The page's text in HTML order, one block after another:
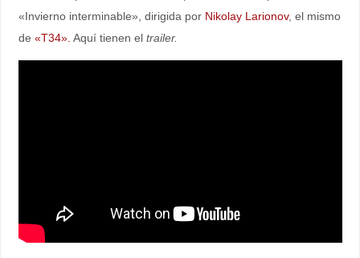
«Invierno interminable», dirigida por Nikolay Larionov, el mismo
de «T34». Aquí tienen el trailer.